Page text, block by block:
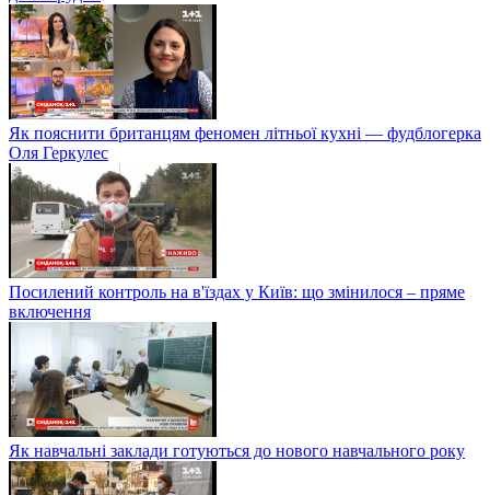
Як пояснити британцям феномен літньої кухні — фудблогерка
Оля Геркулес
Посилений контроль на в'їздах у Київ: що змінилося – пряме
включення
Як навчальні заклади готуються до нового навчального року